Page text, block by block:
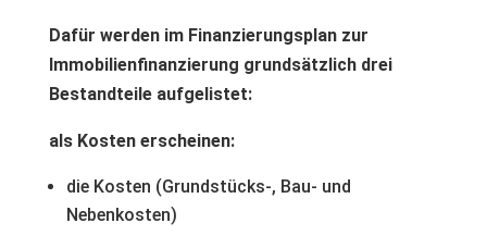
Dafür werden im Finanzierungsplan zur
Immobilienfinanzierung grundsätzlich drei
Bestandteile aufgelistet:
als Kosten erscheinen:
die Kosten (Grundstücks-, Bau- und
Nebenkosten)